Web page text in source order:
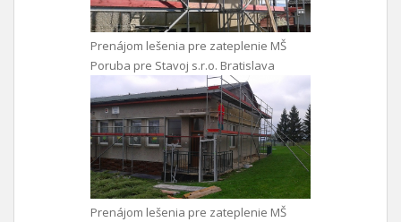
Prenájom lešenia pre zateplenie MŠ
Poruba pre Stavoj s.r.o. Bratislava
Prenájom lešenia pre zateplenie MŠ